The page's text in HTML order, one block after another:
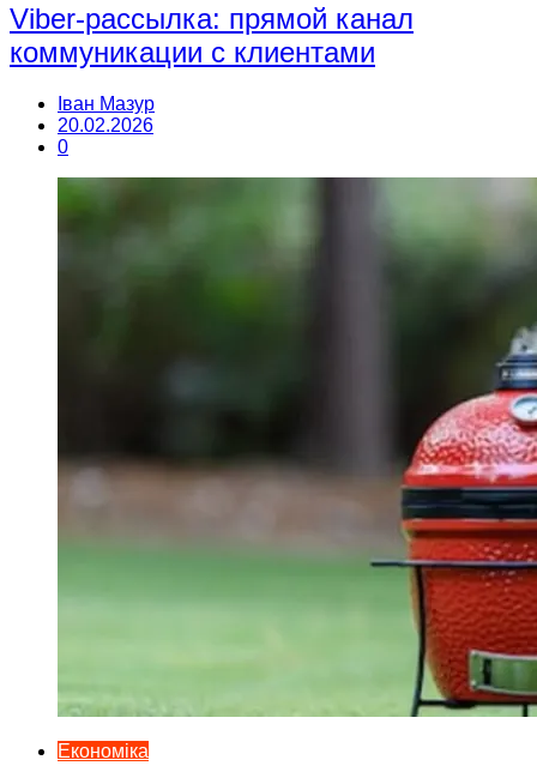
Viber-рассылка: прямой канал
коммуникации с клиентами
Іван Мазур
20.02.2026
0
Економіка